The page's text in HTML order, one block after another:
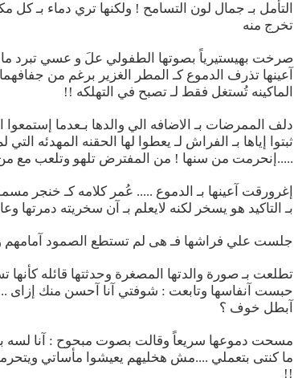
التأمل بـ جمال لون التسامح ! ولكنها تري دماء بـ كل
تخرج منه
صرخت بهيستيرياً بصوتها الطفولي علَ و عسي تبرد ما
آعينها تذرف الدموع كـ المطر الغزير برغم من
الماكينه تُستغل فقط لـ تصبح في التهلكه !!
دلف الممرضات بـ الاضافه الي والدها بـعدما
ثبتوا إياها بـ الفراش لـ يعطوا لها الحقنه
.....إنحرمت من سنها ! من المفترض تلهو وتلعب مع من
إغرورقت آعينها بـ الدموع ..... عُمر كلامه كـ خنجر
بـ التاكيد هو يسخر لكنه لايعلم بـ آن سخريته
جلست علي فراشها فـ هى لم تستطع الصمود آمامهم
تطلعت بـ صورة والدتها المصغرة وحدثتها قائله كأنها
حبست آنفاسها وتابعت : شوفتي آنا آحسن منك إزاى
آبطل خوف ؟
مسحت دموعها سريعاً وقالت بصوت مبحوح : آنا لسه
ما كنتى بتعملي ....مش هخليهم يعيشوا مأساتي
!!